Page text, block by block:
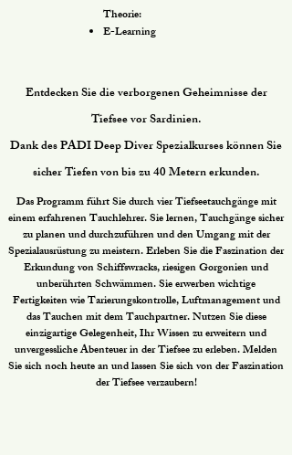
Theorie:
E-Learning
Entdecken Sie die verborgenen Geheimnisse der
Tiefsee vor Sardinien.
Dank des PADI Deep Diver Spezialkurses können Sie
sicher Tiefen von bis zu 40 Metern erkunden.
Das Programm führt Sie durch vier Tiefseetauchgänge mit
einem erfahrenen Tauchlehrer. Sie lernen, Tauchgänge sicher
zu planen und durchzuführen und den Umgang mit der
Spezialausrüstung zu meistern. Erleben Sie die Faszination der
Erkundung von Schiffswracks, riesigen Gorgonien und
unberührten Schwämmen. Sie erwerben wichtige
Fertigkeiten wie Tarierungskontrolle, Luftmanagement und
das Tauchen mit dem Tauchpartner. Nutzen Sie diese
einzigartige Gelegenheit, Ihr Wissen zu erweitern und
unvergessliche Abenteuer in der Tiefsee zu erleben. Melden
Sie sich noch heute an und lassen Sie sich von der Faszination
der Tiefsee verzaubern!